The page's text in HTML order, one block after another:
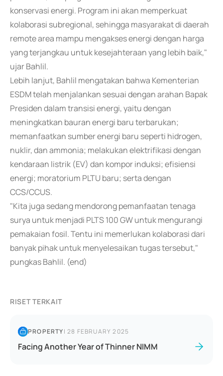
konservasi energi. Program ini akan memperkuat
kolaborasi subregional, sehingga masyarakat di daerah
remote area mampu mengakses energi dengan harga
yang terjangkau untuk kesejahteraan yang lebih baik,"
ujar Bahlil.
Lebih lanjut, Bahlil mengatakan bahwa Kementerian
ESDM telah menjalankan sesuai dengan arahan Bapak
Presiden dalam transisi energi, yaitu dengan
meningkatkan bauran energi baru terbarukan;
memanfaatkan sumber energi baru seperti hidrogen,
nuklir, dan ammonia; melakukan elektrifikasi dengan
kendaraan listrik (EV) dan kompor induksi; efisiensi
energi; moratorium PLTU baru; serta dengan
CCS/CCUS.
"Kita juga sedang mendorong pemanfaatan tenaga
surya untuk menjadi PLTS 100 GW untuk mengurangi
pemakaian fosil. Tentu ini memerlukan kolaborasi dari
banyak pihak untuk menyelesaikan tugas tersebut,"
pungkas Bahlil. (end)
RISET TERKAIT
PROPERTY|28 FEBRUARY 2025
Facing Another Year of Thinner NIMM